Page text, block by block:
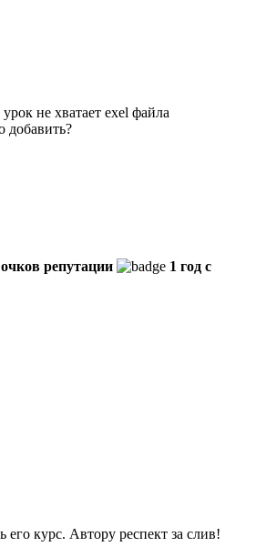
не хватает exel файла
добавить?
репутации
1 год с
его курс. Автору респект за слив!